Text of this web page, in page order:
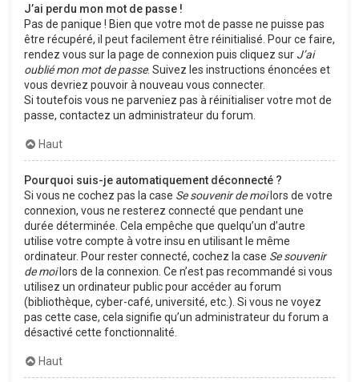
J’ai perdu mon mot de passe !
Pas de panique ! Bien que votre mot de passe ne puisse pas
être récupéré, il peut facilement être réinitialisé. Pour ce faire,
rendez vous sur la page de connexion puis cliquez sur J’ai
oublié mon mot de passe. Suivez les instructions énoncées et
vous devriez pouvoir à nouveau vous connecter.
Si toutefois vous ne parveniez pas à réinitialiser votre mot de
passe, contactez un administrateur du forum.
Haut
Pourquoi suis-je automatiquement déconnecté ?
Si vous ne cochez pas la case Se souvenir de moilors de votre
connexion, vous ne resterez connecté que pendant une
durée déterminée. Cela empêche que quelqu’un d’autre
utilise votre compte à votre insu en utilisant le même
ordinateur. Pour rester connecté, cochez la case Se souvenir
de moilors de la connexion. Ce n’est pas recommandé si vous
utilisez un ordinateur public pour accéder au forum
(bibliothèque, cyber-café, université, etc.). Si vous ne voyez
pas cette case, cela signifie qu’un administrateur du forum a
désactivé cette fonctionnalité.
Haut